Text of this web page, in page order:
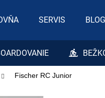
SERVIS BLOG
Fischer RC Junior
potrebujete